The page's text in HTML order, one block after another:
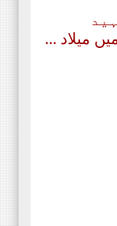
میلاد ...